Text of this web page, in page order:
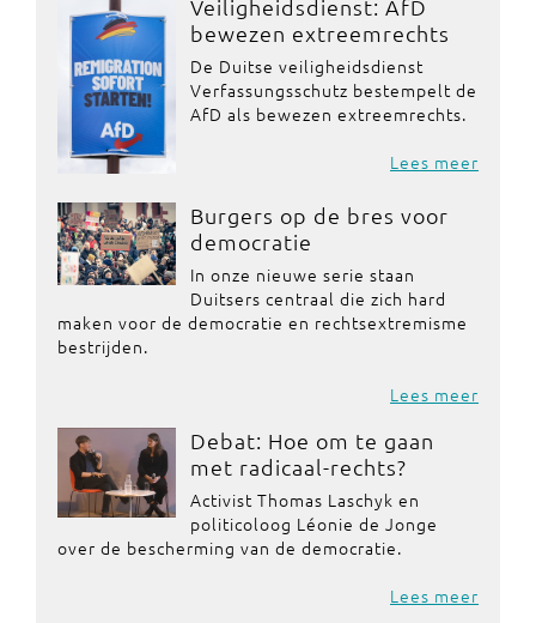
Veiligheidsdienst: AfD
bewezen extreemrechts
De Duitse veiligheidsdienst
Verfassungsschutz bestempelt de
AfD als bewezen extreemrechts.
Lees meer
Burgers op de bres voor
democratie
In onze nieuwe serie staan
Duitsers centraal die zich hard
maken voor de democratie en rechtsextremisme
bestrijden.
Lees meer
Debat: Hoe om te gaan
met radicaal-rechts?
Activist Thomas Laschyk en
politicoloog Léonie de Jonge
over de bescherming van de democratie.
Lees meer